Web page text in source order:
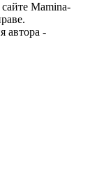
Mamina-
автора -